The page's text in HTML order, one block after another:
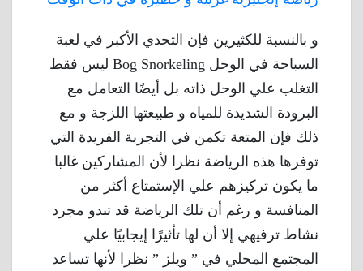
و بالنسبة للكثيرين فإن التحدي الأكبر في لعبة
السباحة في الوحل Bog Snorkeling ليس فقط
التغلب علي الوحل ذاته بل أيضًا التعامل مع
البرودة الشديدة للمياه و طبيعتها اللزجة و مع
ذلك فإن المتعة تكمن في التجربة الفريدة التي
توفرها هذه الرياضة نظرا لأن المشاركين غالبا
ما يكون تركيزهم علي الإستمتاع أكثر من
المنافسة و رغم أن تلك الرياضة قد تبدو مجرد
نشاط ترفيهي إلا أن لها تأثيرًا إيجابيًا علي
المجتمع المحلي في ” ويلز ” نظرا لأنها تساعد